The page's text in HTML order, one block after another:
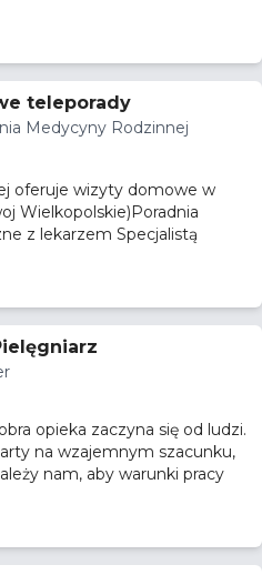
teleporady
Medycyny Rodzinnej
oferuje wizyty domowe w
Wielkopolskie)Poradnia
z lekarzem Specjalistą
opieka zaczyna się od ludzi.
na wzajemnym szacunku,
nam, aby warunki pracy